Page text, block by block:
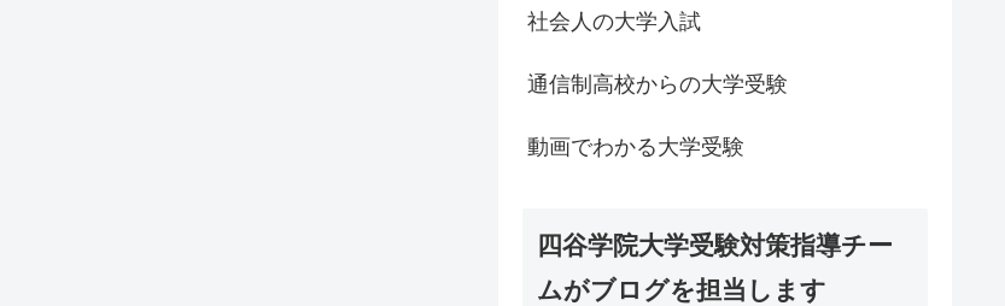
社会人の大学入試
通信制高校からの大学受験
動画でわかる大学受験
四谷学院大学受験対策指導チー
ムがブログを担当します